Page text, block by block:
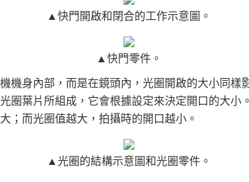
▲快門開啟和閉合的工作示意圖。
▲快門零件。
機身內部，而是在鏡頭內，光圈開啟的大小同樣
圈葉片所組成，它會根據設定來決定開口的大小
；而光圈值越大，拍攝時的開口越小。
▲光圈的結構示意圖和光圈零件。